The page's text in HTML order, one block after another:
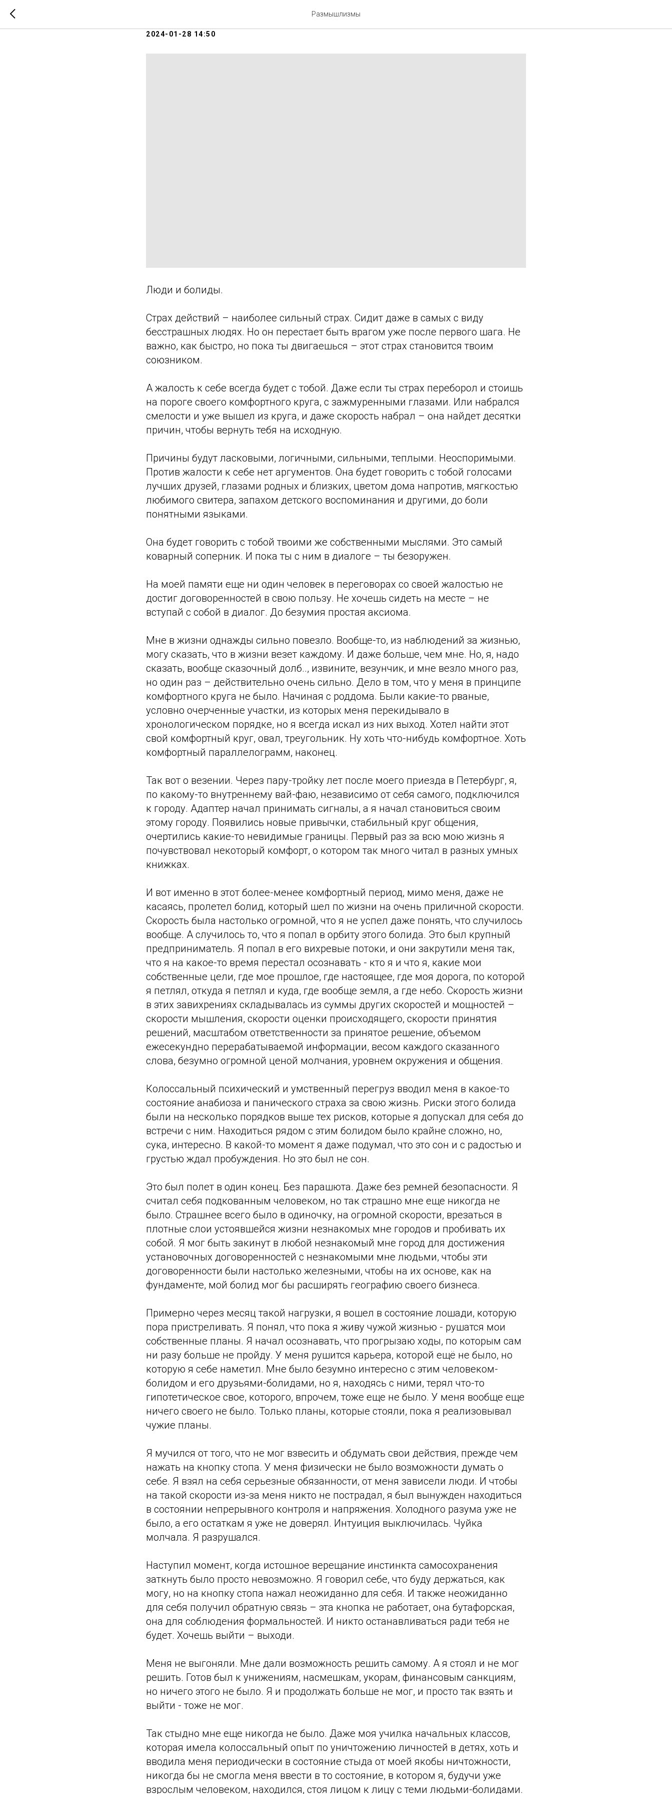
Размышлизмы
2024-01-28 14:50
Люди и болиды.
Страх действий – наиболее сильный страх. Сидит даже в самых с виду
бесстрашных людях. Но он перестает быть врагом уже после первого шага. Не
важно, как быстро, но пока ты двигаешься – этот страх становится твоим
союзником.
А жалость к себе всегда будет с тобой. Даже если ты страх переборол и стоишь
на пороге своего комфортного круга, с зажмуренными глазами. Или набрался
смелости и уже вышел из круга, и даже скорость набрал – она найдет десятки
причин, чтобы вернуть тебя на исходную.
Причины будут ласковыми, логичными, сильными, теплыми. Неоспоримыми.
Против жалости к себе нет аргументов. Она будет говорить с тобой голосами
лучших друзей, глазами родных и близких, цветом дома напротив, мягкостью
любимого свитера, запахом детского воспоминания и другими, до боли
понятными языками.
Она будет говорить с тобой твоими же собственными мыслями. Это самый
коварный соперник. И пока ты с ним в диалоге – ты безоружен.
На моей памяти еще ни один человек в переговорах со своей жалостью не
достиг договоренностей в свою пользу. Не хочешь сидеть на месте – не
вступай с собой в диалог. До безумия простая аксиома.
Мне в жизни однажды сильно повезло. Вообще-то, из наблюдений за жизнью,
могу сказать, что в жизни везет каждому. И даже больше, чем мне. Но, я, надо
сказать, вообще сказочный долб.., извините, везунчик, и мне везло много раз,
но один раз – действительно очень сильно. Дело в том, что у меня в принципе
комфортного круга не было. Начиная с роддома. Были какие-то рваные,
условно очерченные участки, из которых меня перекидывало в
хронологическом порядке, но я всегда искал из них выход. Хотел найти этот
свой комфортный круг, овал, треугольник. Ну хоть что-нибудь комфортное. Хоть
комфортный параллелограмм, наконец.
Так вот о везении. Через пару-тройку лет после моего приезда в Петербург, я,
по какому-то внутреннему вай-фаю, независимо от себя самого, подключился
к городу. Адаптер начал принимать сигналы, а я начал становиться своим
этому городу. Появились новые привычки, стабильный круг общения,
очертились какие-то невидимые границы. Первый раз за всю мою жизнь я
почувствовал некоторый комфорт, о котором так много читал в разных умных
книжках.
И вот именно в этот более-менее комфортный период, мимо меня, даже не
касаясь, пролетел болид, который шел по жизни на очень приличной скорости.
Скорость была настолько огромной, что я не успел даже понять, что случилось
вообще. А случилось то, что я попал в орбиту этого болида. Это был крупный
предприниматель. Я попал в его вихревые потоки, и они закрутили меня так,
что я на какое-то время перестал осознавать - кто я и что я, какие мои
собственные цели, где мое прошлое, где настоящее, где моя дорога, по которой
я петлял, откуда я петлял и куда, где вообще земля, а где небо. Скорость жизни
в этих завихрениях складывалась из суммы других скоростей и мощностей –
скорости мышления, скорости оценки происходящего, скорости принятия
решений, масштабом ответственности за принятое решение, объемом
ежесекундно перерабатываемой информации, весом каждого сказанного
слова, безумно огромной ценой молчания, уровнем окружения и общения.
Колоссальный психический и умственный перегруз вводил меня в какое-то
состояние анабиоза и панического страха за свою жизнь. Риски этого болида
были на несколько порядков выше тех рисков, которые я допускал для себя до
встречи с ним. Находиться рядом с этим болидом было крайне сложно, но,
сука, интересно. В какой-то момент я даже подумал, что это сон и с радостью и
грустью ждал пробуждения. Но это был не сон.
Это был полет в один конец. Без парашюта. Даже без ремней безопасности. Я
считал себя подкованным человеком, но так страшно мне еще никогда не
было. Страшнее всего было в одиночку, на огромной скорости, врезаться в
плотные слои устоявшейся жизни незнакомых мне городов и пробивать их
собой. Я мог быть закинут в любой незнакомый мне город для достижения
установочных договоренностей с незнакомыми мне людьми, чтобы эти
договоренности были настолько железными, чтобы на их основе, как на
фундаменте, мой болид мог бы расширять географию своего бизнеса.
Примерно через месяц такой нагрузки, я вошел в состояние лошади, которую
пора пристреливать. Я понял, что пока я живу чужой жизнью - рушатся мои
собственные планы. Я начал осознавать, что прогрызаю ходы, по которым сам
ни разу больше не пройду. У меня рушится карьера, которой ещё не было, но
которую я себе наметил. Мне было безумно интересно с этим человеком-
болидом и его друзьями-болидами, но я, находясь с ними, терял что-то
гипотетическое свое, которого, впрочем, тоже еще не было. У меня вообще еще
ничего своего не было. Только планы, которые стояли, пока я реализовывал
чужие планы.
Я мучился от того, что не мог взвесить и обдумать свои действия, прежде чем
нажать на кнопку стопа. У меня физически не было возможности думать о
себе. Я взял на себя серьезные обязанности, от меня зависели люди. И чтобы
на такой скорости из-за меня никто не пострадал, я был вынужден находиться
в состоянии непрерывного контроля и напряжения. Холодного разума уже не
было, а его остаткам я уже не доверял. Интуиция выключилась. Чуйка
молчала. Я разрушался.
Наступил момент, когда истошное верещание инстинкта самосохранения
заткнуть было просто невозможно. Я говорил себе, что буду держаться, как
могу, но на кнопку стопа нажал неожиданно для себя. И также неожиданно
для себя получил обратную связь – эта кнопка не работает, она бутафорская,
она для соблюдения формальностей. И никто останавливаться ради тебя не
будет. Хочешь выйти – выходи.
Меня не выгоняли. Мне дали возможность решить самому. А я стоял и не мог
решить. Готов был к унижениям, насмешкам, укорам, финансовым санкциям,
но ничего этого не было. Я и продолжать больше не мог, и просто так взять и
выйти - тоже не мог.
Так стыдно мне еще никогда не было. Даже моя училка начальных классов,
которая имела колоссальный опыт по уничтожению личностей в детях, хоть и
вводила меня периодически в состояние стыда от моей якобы ничтожности,
никогда бы не смогла меня ввести в то состояние, в котором я, будучи уже
взрослым человеком, находился, стоя лицом к лицу с теми людьми-болидами.